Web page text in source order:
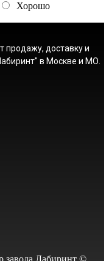
Хорошо
продажу, доставку и
в Москве и МО.